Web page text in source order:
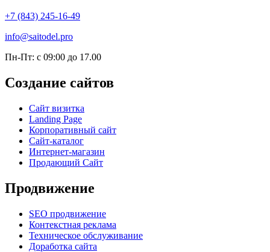
+7 (843) 245-16-49
info@saitodel.pro
Пн-Пт: с 09:00 до 17.00
Создание сайтов
Сайт визитка
Landing Page
Корпоративный сайт
Сайт-каталог
Интернет-магазин
Продающий Сайт
Продвижение
SEO продвижение
Контекстная реклама
Техническое обслуживание
Доработка сайта